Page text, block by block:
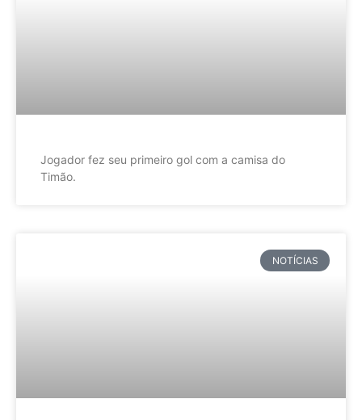
Jogador fez seu primeiro gol com a camisa do
Timão.
NOTÍCIAS